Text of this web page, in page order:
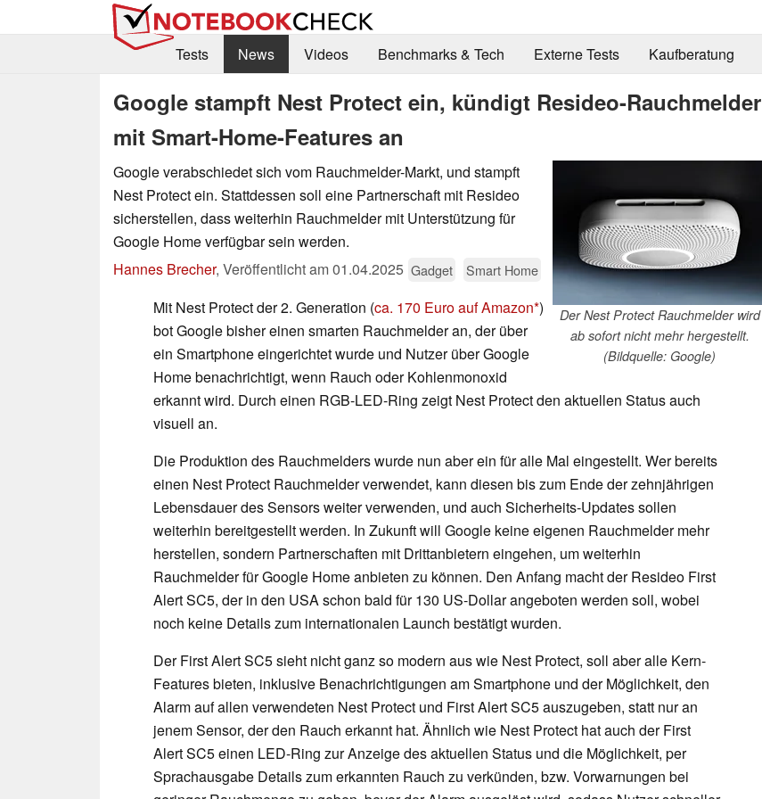
Tests
News Videos Benchmarks & Tech Externe Tests Kaufberatung
Google stampft Nest Protect ein, kündigt Resideo-Rauchmelder
mit Smart-Home-Features an
Der Nest Protect Rauchmelder wird
ab sofort nicht mehr hergestellt.
(Bildquelle: Google)
Google verabschiedet sich vom Rauchmelder-Markt, und stampft
Nest Protect ein. Stattdessen soll eine Partnerschaft mit Resideo
sicherstellen, dass weiterhin Rauchmelder mit Unterstützung für
Google Home verfügbar sein werden.
Hannes Brecher, Veröffentlicht am01.04.2025 Gadget Smart Home
Mit Nest Protect der 2. Generation (ca. 170 Euro auf Amazon )
bot Google bisher einen smarten Rauchmelder an, der über
ein Smartphone eingerichtet wurde und Nutzer über Google
Home benachrichtigt, wenn Rauch oder Kohlenmonoxid
erkannt wird. Durch einen RGB-LED-Ring zeigt Nest Protect den aktuellen Status auch
visuell an.
Die Produktion des Rauchmelders wurde nun aber ein für alle Mal eingestellt. Wer bereits
einen Nest Protect Rauchmelder verwendet, kann diesen bis zum Ende der zehnjährigen
Lebensdauer des Sensors weiter verwenden, und auch Sicherheits-Updates sollen
weiterhin bereitgestellt werden. In Zukunft will Google keine eigenen Rauchmelder mehr
herstellen, sondern Partnerschaften mit Drittanbietern eingehen, um weiterhin
Rauchmelder für Google Home anbieten zu können. Den Anfang macht der Resideo First
Alert SC5, der in den USA schon bald für 130 US-Dollar angeboten werden soll, wobei
noch keine Details zum internationalen Launch bestätigt wurden.
Der First Alert SC5 sieht nicht ganz so modern aus wie Nest Protect, soll aber alle Kern-
Features bieten, inklusive Benachrichtigungen am Smartphone und der Möglichkeit, den
Alarm auf allen verwendeten Nest Protect und First Alert SC5 auszugeben, statt nur an
jenem Sensor, der den Rauch erkannt hat. Ähnlich wie Nest Protect hat auch der First
Alert SC5 einen LED-Ring zur Anzeige des aktuellen Status und die Möglichkeit, per
Sprachausgabe Details zum erkannten Rauch zu verkünden, bzw. Vorwarnungen bei